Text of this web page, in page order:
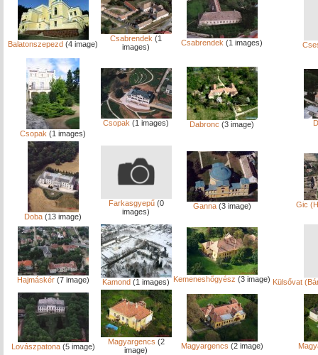
Balatonszepezd (4 image)
Csabrendek (1
images)
Csabrendek (1 images)
Csopak (1 images)
Csopak (1 images) Dabronc (3 image)
Doba (13 image)
Farkasgyepű(0
images)
Ganna(3 image) Gic
Hajmáskér(7 image) Kamond (1 images) Kemeneshőgyész (3 image) Külsővat
Lovászpatona(5 image)
Magyargencs (2
image)
Magyargencs (2 image)